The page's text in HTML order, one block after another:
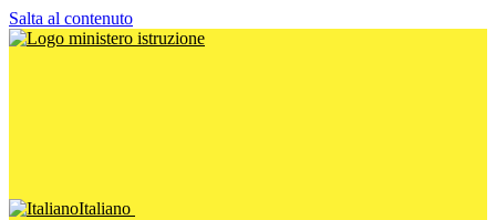
Salta al contenuto
Italiano